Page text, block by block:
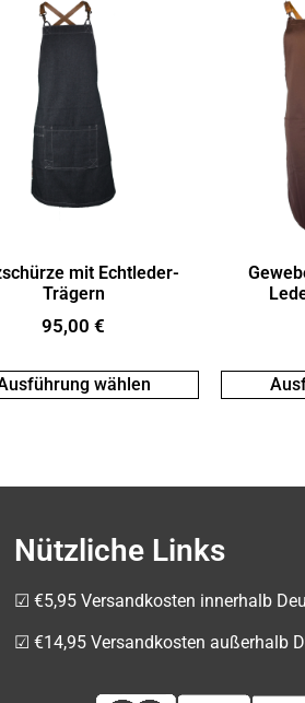
mit Echtleder-
Trägern
95,00 €
wählen
Nützliche Links
☑ €5,95 Versandkosten innerhalb
☑ €14,95 Versandkosten außerhalb